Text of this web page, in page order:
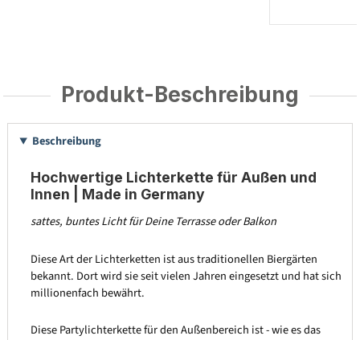
Produkt-Beschreibung
Beschreibung
Hochwertige Lichterkette für Außen und
Innen | Made in Germany
sattes, buntes Licht für Deine Terrasse oder Balkon
Diese Art der Lichterketten ist aus traditionellen Biergärten
bekannt. Dort wird sie seit vielen Jahren eingesetzt und hat sich
millionenfach bewährt.
Diese Partylichterkette für den Außenbereich ist - wie es das